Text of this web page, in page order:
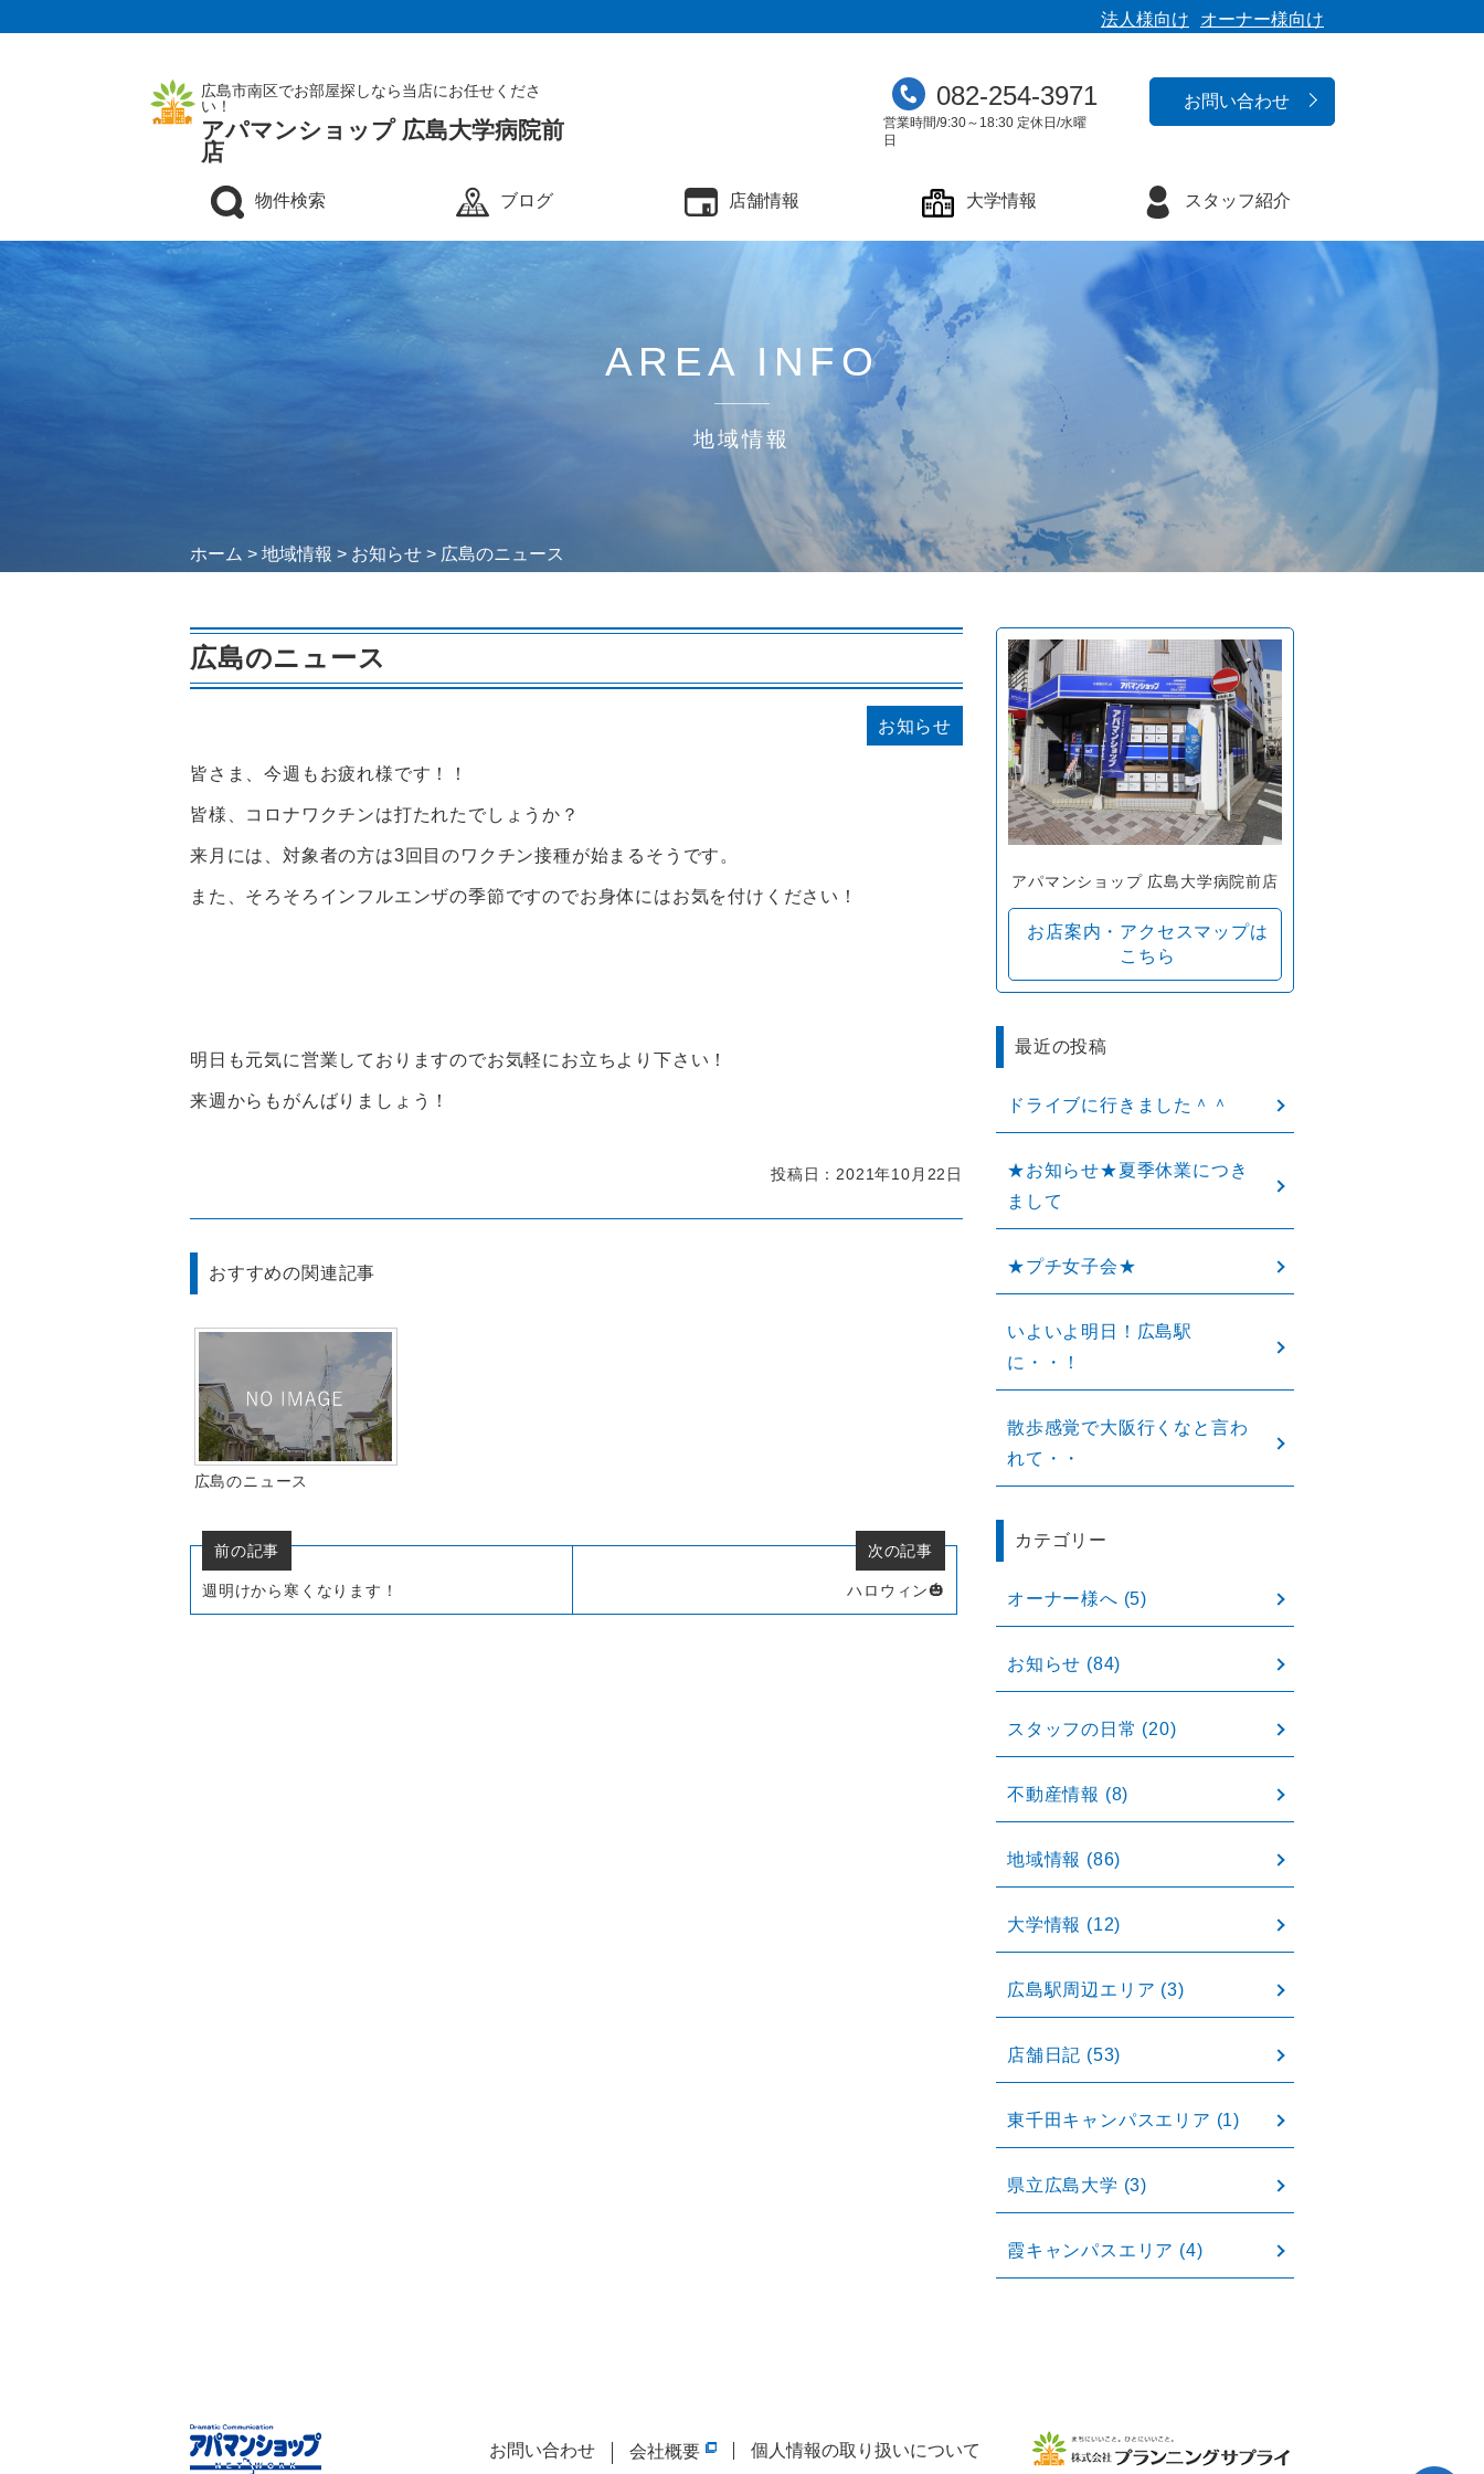
オーナー様向け
法人様向け
広島市南区でお部屋探しなら当店にお任せくださ
い！
アパマンショップ 広島大学病院前
店
お問い合わせ
082-254-3971
営業時間/9:30～18:30 定休日/水曜
日
物件検索 ブログ 店舗情報 大学情報 スタッフ紹介
AREA INFO
地域情報
ホーム > 地域情報 > お知らせ > 広島のニュース
広島のニュース
お知らせ
皆さま、今週もお疲れ様です！！
皆様、コロナワクチンは打たれたでしょうか？
来月には、対象者の方は3回目のワクチン接種が始まるそうです。
また、そろそろインフルエンザの季節ですのでお身体にはお気を付けください！
明日も元気に営業しておりますのでお気軽にお立ちより下さい！
来週からもがんばりましょう！
投稿日：2021年10月22日
おすすめの関連記事
広島のニュース
前の記事
週明けから寒くなります！
次の記事
ハロウィン🎃
アパマンショップ 広島大学病院前店
お店案内・アクセスマップは
こちら
最近の投稿
ドライブに行きました＾＾
★お知らせ★夏季休業につき
まして
★プチ女子会★
いよいよ明日！広島駅
に・・！
散歩感覚で大阪行くなと言わ
れて・・
カテゴリー
オーナー様へ (5)
お知らせ (84)
スタッフの日常 (20)
不動産情報 (8)
地域情報 (86)
大学情報 (12)
広島駅周辺エリア (3)
店舗日記 (53)
東千田キャンパスエリア (1)
県立広島大学 (3)
霞キャンパスエリア (4)
お問い合わせ 会社概要 個人情報の取り扱いについて